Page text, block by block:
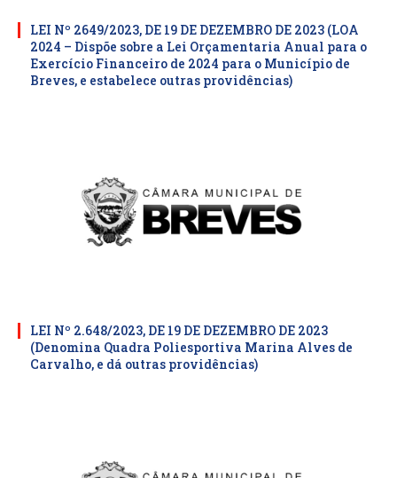
LEI Nº 2649/2023, DE 19 DE DEZEMBRO DE 2023 (LOA
2024 – Dispõe sobre a Lei Orçamentaria Anual para o
Exercício Financeiro de 2024 para o Município de
Breves, e estabelece outras providências)
LEI Nº 2.648/2023, DE 19 DE DEZEMBRO DE 2023
(Denomina Quadra Poliesportiva Marina Alves de
Carvalho, e dá outras providências)